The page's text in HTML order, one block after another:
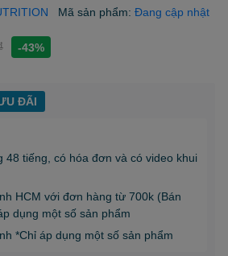
Mã sản phẩm: Đang cập nhật
-43%
ĐÃI
48 tiếng, có hóa đơn và có video khui
HCM với đơn hàng từ 700k (Bán
dụng một số sản phẩm
*Chỉ áp dụng một số sản phẩm